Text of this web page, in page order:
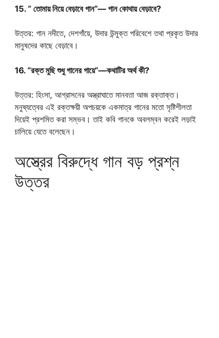
15. ” তোমায় নিয়ে বেড়াবে গান”— গান কোথায় বেড়াবে?
উত্তর: গান নদীতে, দেশগাঁয়ে, উদার উন্মুক্ত পরিবেশে তথা প্রকৃত উদার
মানুষদের কাছে বেড়াবে।
16. “রক্ত মুছি শুধু গানের গায়ে”—কথাটির অর্থ কী?
উত্তর: হিংসা, আগ্রাসনের অস্ত্রাঘাতে মানবতা আজ রক্তাক্ত।
মনুষ্যত্বের এই রক্তক্ষয়ী অপচয়কে একমাত্র গানের মতো সৃষ্টিশীলতা
দিয়েই প্রশমিত করা সম্ভব। তাই কবি গানকে অবলম্বন করেই লড়াই
চালিয়ে যেতে বলেছেন।
অস্ত্রের বিরুদ্ধে গান বড় প্রশ্ন
উত্তর